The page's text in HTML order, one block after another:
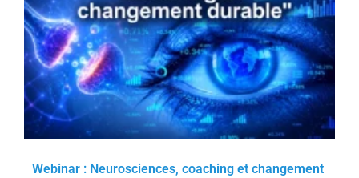
Webinar : Neurosciences, coaching et changement